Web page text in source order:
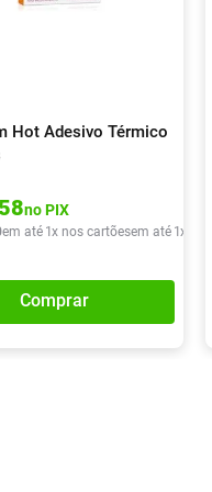
Hot Adesivo Térmico
no PIX
em até 1x nos cartõesem até 1x de
Comprar